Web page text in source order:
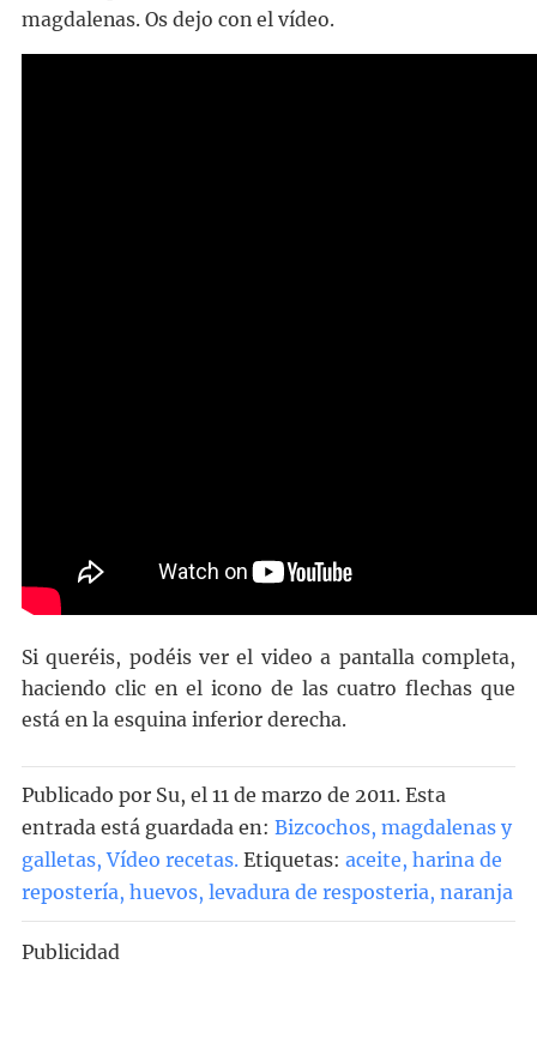
magdalenas. Os dejo con el vídeo.
Si queréis, podéis ver el video a pantalla completa,
haciendo clic en el icono de las cuatro flechas que
está en la esquina inferior derecha.
Publicado por Su, el 11 de marzo de 2011. Esta
entrada está guardada en: Bizcochos, magdalenas y
galletas,Vídeo recetas. Etiquetas: aceite, harina de
repostería, huevos, levadura de resposteria, naranja
Publicidad